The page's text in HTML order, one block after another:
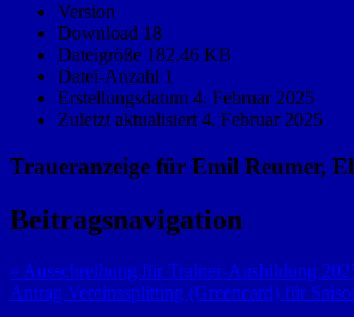
Version
Download 18
Dateigröße 182.46 KB
Datei-Anzahl 1
Erstellungsdatum 4. Februar 2025
Zuletzt aktualisiert4. Februar 2025
Traueranzeige für Emil Reumer,
Beitragsnavigation
« Ausschreibung für Trainer-Ausbildung
Antrag Vereinssplitting (Greencard) für